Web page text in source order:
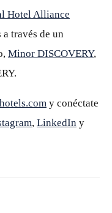
Hotel Alliance
a través de un
Minor DISCOVERY,
y conéctate
, LinkedIn y